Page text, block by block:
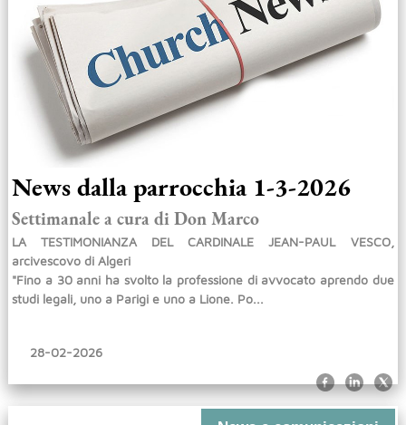
News dalla parrocchia 1-3-2026
Settimanale a cura di Don Marco
LA TESTIMONIANZA DEL CARDINALE JEAN-PAUL VESCO,
arcivescovo di Algeri
"Fino a 30 anni ha svolto la professione di avvocato aprendo due
studi legali, uno a Parigi e uno a Lione. Po...
28-02-2026